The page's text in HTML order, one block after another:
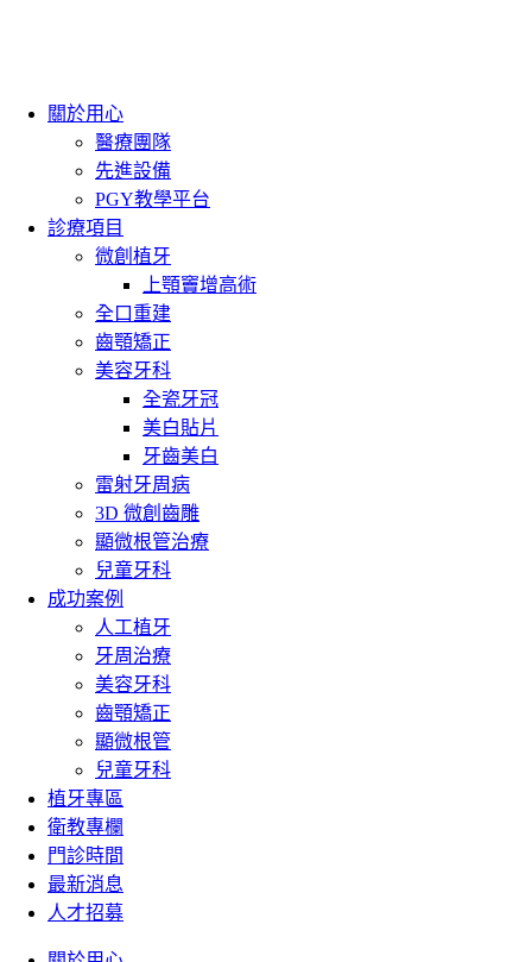
關於用心
醫療團隊
先進設備
PGY教學平台
診療項目
微創植牙
上顎竇增高術
全口重建
齒顎矯正
美容牙科
全瓷牙冠
美白貼片
牙齒美白
雷射牙周病
3D 微創齒雕
顯微根管治療
兒童牙科
成功案例
人工植牙
牙周治療
美容牙科
齒顎矯正
顯微根管
兒童牙科
植牙專區
衛教專欄
門診時間
最新消息
人才招募